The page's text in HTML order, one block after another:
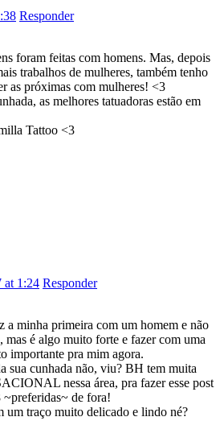
Responder
foram feitas com homens. Mas, depois
trabalhos de mulheres, também tenho
as próximas com mulheres! <3
as melhores tatuadoras estão em
Tattoo <3
at 1:24 Responder
a minha primeira com um homem e não
mas é algo muito forte e fazer com uma
importante pra mim agora.
sua cunhada não, viu? BH tem muita
nessa área, pra fazer esse post
~preferidas~ de fora!
um traço muito delicado e lindo né?